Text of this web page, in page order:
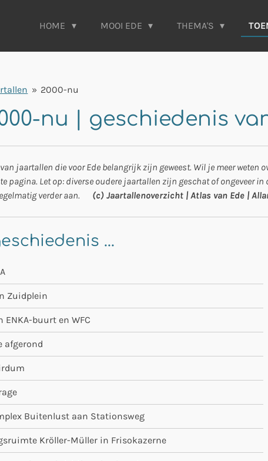
HOME MOOI EDE THEMA'S
» 2000-nu
nu | geschiedenis
jaartallen die voor Ede belangrijk zijn geweest. Wil je meer weten
pagina. Let op: diverse oudere jaartallen zijn geschat of ongeveer
verder aan. (c) Jaartallenoverzicht | Atlas van Ede |
...
Zuidplein
buurt en WFC
afgerond
Buitenlust aan Stationsweg
Kröller-Müller in Frisokazerne